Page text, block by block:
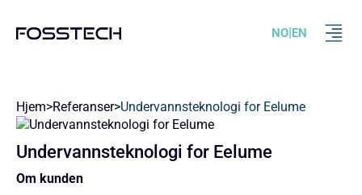
NO|EN
Hjem>Referanser>Undervannsteknologi for Eelume
Undervannsteknologi for Eelume
Om kunden